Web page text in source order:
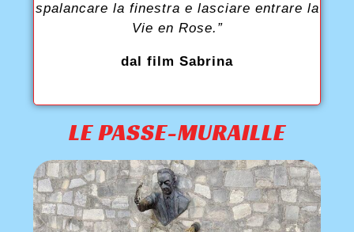
spalancare la finestra e lasciare entrare la
Vie en Rose. ”
dal film Sabrina
LE PASSE-MURAILLE